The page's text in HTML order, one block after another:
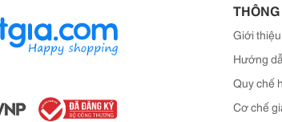
Giới thiệu
Hướng
Quy chế
Cơ chế